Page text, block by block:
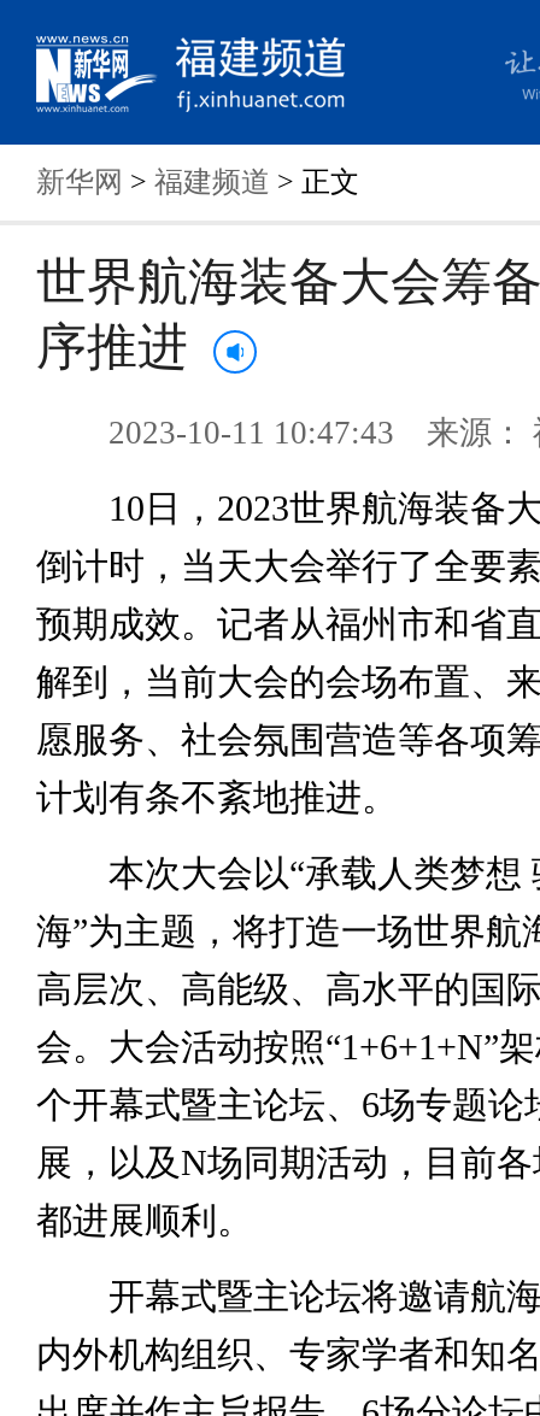
新华网 > 福建频道 > 正文
世界航海装备大会筹
序推进
2023-10-11 10:47:43 来源：
10日，2023世界航海装备
倒计时，当天大会举行了全要
预期成效。记者从福州市和省
解到，当前大会的会场布置、
愿服务、社会氛围营造等各项
计划有条不紊地推进。
本次大会以“承载人类梦想
海”为主题，将打造一场世界航
高层次、高能级、高水平的国
会。大会活动按照“1+6+1+N”
个开幕式暨主论坛、6场专题论
展，以及N场同期活动，目前
都进展顺利。
开幕式暨主论坛将邀请航海
内外机构组织、专家学者和知